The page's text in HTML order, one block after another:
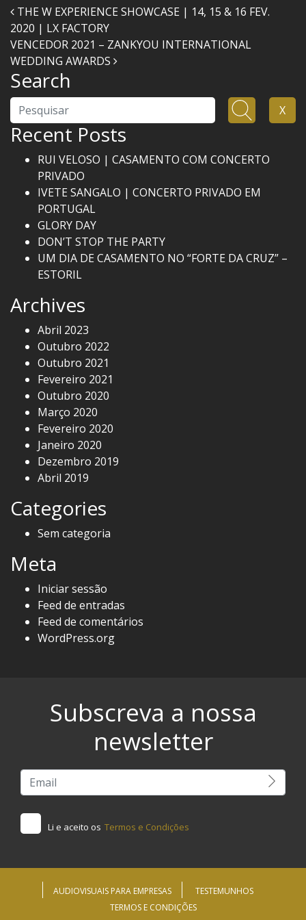
Navegação nos Posts
THE W EXPERIENCE SHOWCASE | 14, 15 & 16 FEV.
2020 | LX FACTORY
VENCEDOR 2021 – ZANKYOU INTERNATIONAL
WEDDING AWARDS
Search
Pesquisar X
Recent Posts
RUI VELOSO | CASAMENTO COM CONCERTO
PRIVADO
IVETE SANGALO | CONCERTO PRIVADO EM
PORTUGAL
GLORY DAY
DON’T STOP THE PARTY
UM DIA DE CASAMENTO NO “FORTE DA CRUZ” –
ESTORIL
Archives
Abril 2023
Outubro 2022
Outubro 2021
Fevereiro 2021
Outubro 2020
Março 2020
Fevereiro 2020
Janeiro 2020
Dezembro 2019
Abril 2019
Categories
Sem categoria
Meta
Iniciar sessão
Feed de entradas
Feed de comentários
WordPress.org
Subscreva a nossa
newsletter
Li e aceito os Termos e Condições
AUDIOVISUAIS PARA EMPRESAS
TESTEMUNHOS
TERMOS E CONDIÇÕES